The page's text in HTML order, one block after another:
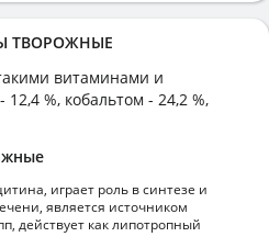
ТВОРОЖНЫЕ
витаминами и
%, кобальтом - 24,2 %,
играет роль в синтезе и
является источником
действует как липотропный